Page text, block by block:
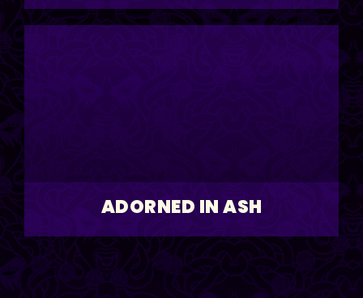
ADORNED IN ASH